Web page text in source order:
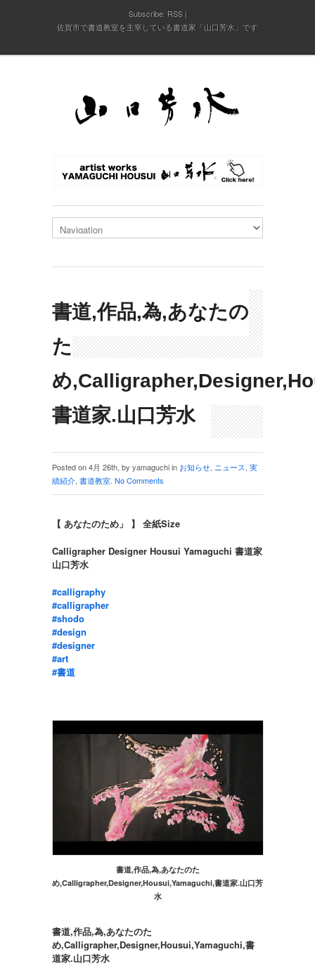
Subscribe: RSS
佐賀市で書道教室を主宰している書道家「山口芳水」です
書道,作品,為,あなたの
た
め
書道家.山口芳水
Posted on 4月 26th, by yamaguchi in お知らせ, ニュース, 実
績紹介, 書道教室. No Comments
【 あなたのため」 】 全紙Size
Calligrapher Designer Housui Yamaguchi 書道家
山口芳水
‪#‎calligraphy‬
‪#‎calligrapher‬
‪#‎shodo‬
‪#‎design‬
‪#‎designer‬
‪#‎art‬
‪#‎書道‬
書道,作品,為,あなたのた
め,Calligrapher,Designer,Housui,Yamaguchi,書道家.山口芳
水
書道,作品,為,あなたのた
め,Calligrapher,Designer,Housui,Yamaguchi,書
道家.山口芳水